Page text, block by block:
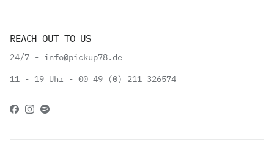
REACH OUT TO US
24/7 - info@pickup78.de
11 - 19 Uhr - 00 49 (0) 211 326574
Facebook
Instagram
Spotify